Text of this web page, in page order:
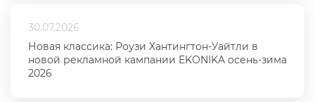
30.07.2026
Новая классика: Роузи Хантингтон-Уайтли в
новой рекламной кампании EKONIKA осень-зима
2026